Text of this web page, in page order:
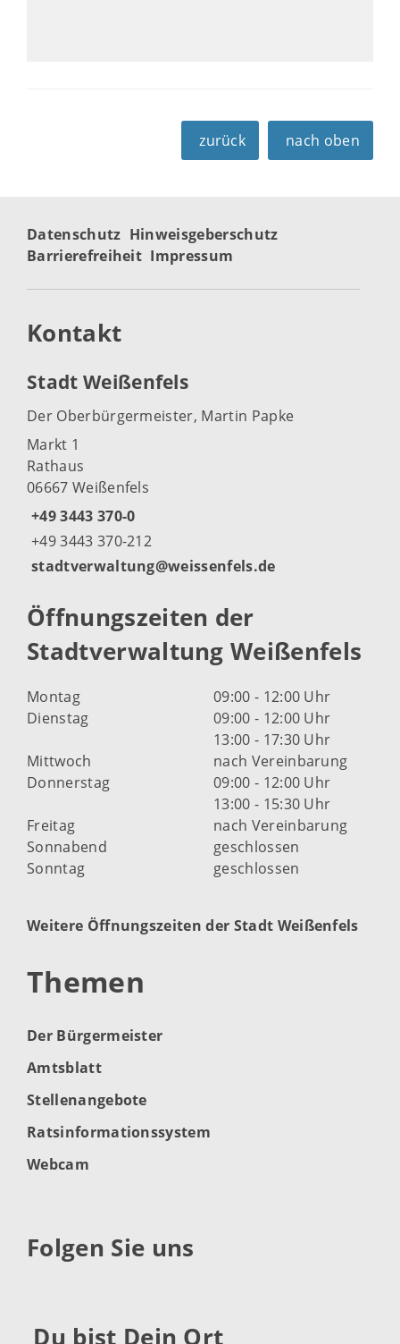
zurück nach oben
Datenschutz Hinweisgeberschutz
Barrierefreiheit Impressum
Kontakt
Stadt Weißenfels
Der Oberbürgermeister, Martin Papke
Markt 1
Rathaus
06667 Weißenfels
+49 3443 370-0
+49 3443 370-212
stadtverwaltung@weissenfels.de
Öffnungszeiten der
Stadtverwaltung Weißenfels
Montag
09:00 - 12:00 Uhr
Dienstag
09:00 - 12:00 Uhr
13:00 - 17:30 Uhr
Mittwoch
nach Vereinbarung
Donnerstag
09:00 - 12:00 Uhr
13:00 - 15:30 Uhr
Freitag
nach Vereinbarung
Sonnabend
geschlossen
Sonntag
geschlossen
Weitere Öffnungszeiten der Stadt Weißenfels
Themen
Der Bürgermeister
Amtsblatt
Stellenangebote
Ratsinformationssystem
Webcam
Folgen Sie uns
Du bist Dein Ort